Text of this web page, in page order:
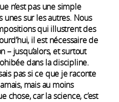
n’est pas une simple
unes sur les autres. Nous
qui illustrent des
il est nécessaire de
– jusqu’alors, et surtout
dans la discipline.
pas si ce que je raconte
mais au moins
chose, car la science, c’est